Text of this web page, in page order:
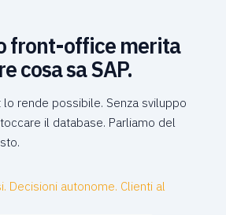
front-office merita
cosa sa SAP.
lo rende possibile. Senza sviluppo
toccare il database. Parliamo del
Decisioni autonome. Clienti al